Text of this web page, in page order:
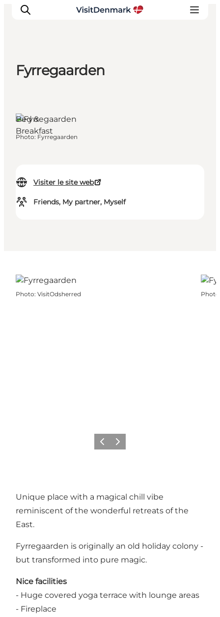
Quoi faire
Hébergements
Planifiez votre voyage
Fyrregaarden
Visiter le site web
Friends, My partner, Myself
Bed &
Breakfast
Photo: Fyrregaarden
Photo: VisitOdsherred Photo
PrécédentSuivant
Unique place with a magical chill vibe
reminiscent of the wonderful retreats of the
East.
Fyrregaarden is originally an old holiday colony -
but transformed into pure magic.
Nice facilities
- Huge covered yoga terrace with lounge areas
- Fireplace